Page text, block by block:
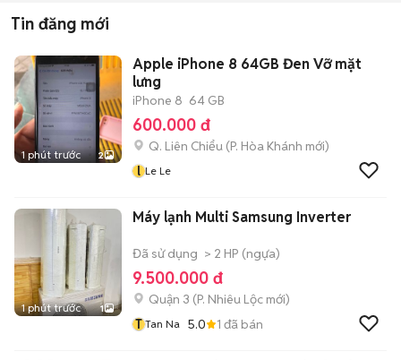
Tin đăng mới
1 phút trước 2
Apple iPhone 8 64GB Đen Vỡ mặt
lưng
iPhone 8 64 GB
600.000 đ
Q. Liên Chiểu (P. Hòa Khánh mới)
l Le Le
1 phút trước 1
Máy lạnh Multi Samsung Inverter
Đã sử dụng > 2 HP (ngựa)
9.500.000 đ
Quận 3 (P. Nhiêu Lộc mới)
T Tan Na 5.0 1 đã bán